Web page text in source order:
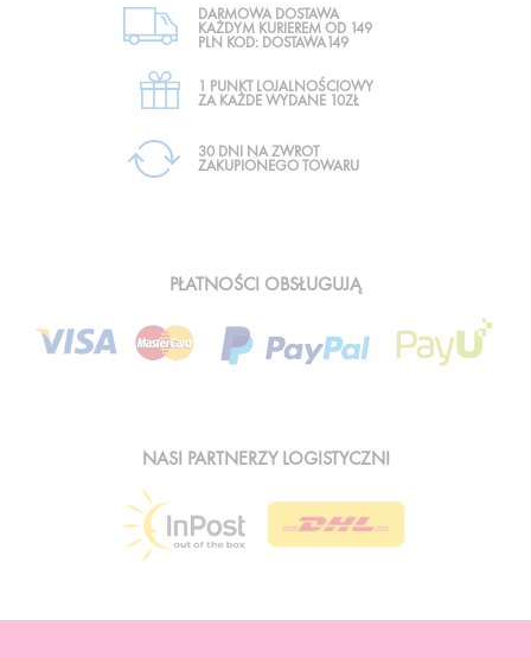
DARMOWA DOSTAWA
KAŻDYM KURIEREM OD 149
PLN KOD: DOSTAWA149
1 PUNKT LOJALNOŚCIOWY
ZA KAŻDE WYDANE 10ZŁ
30 DNI NA ZWROT
ZAKUPIONEGO TOWARU
PŁATNOŚCI OBSŁUGUJĄ
NASI PARTNERZY LOGISTYCZNI